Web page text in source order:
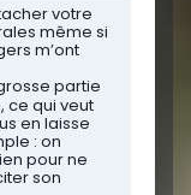
votre
même si
m’ont
partie
ce qui veut
en laisse
: on
pour ne
son